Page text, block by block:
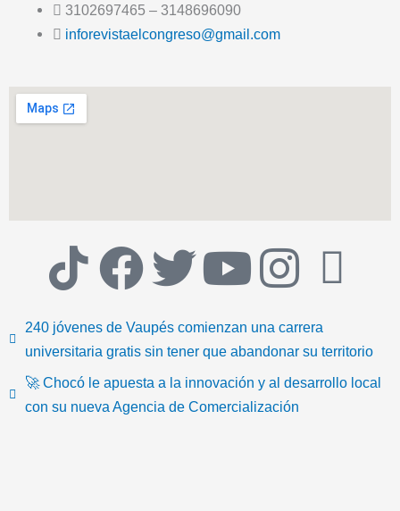
3102697465 – 3148696090
inforevistaelcongreso@gmail.com
T
i
k
t
F
a
c
e
T
w
i
t
Y
o
u
t
I
n
s
t
I
o
n
240 jóvenes de Vaupés comienzan una carrera
universitaria gratis sin tener que abandonar su territorio
🚀 Chocó le apuesta a la innovación y al desarrollo local
con su nueva Agencia de Comercialización